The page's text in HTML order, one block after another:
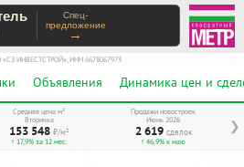
Спец-
предложение
→
«СЗ ИНВЕСТСТРОЙ», ИНН 6678067973
Объявления Динамика цен и
❯
Средняя цена м²
Вторичка
153 548 ₽/м²
↑ 17,9% за 12 мес.
Продажи новостроек
Июнь 2026
2 619 сделок
↑ 46,9% к маю